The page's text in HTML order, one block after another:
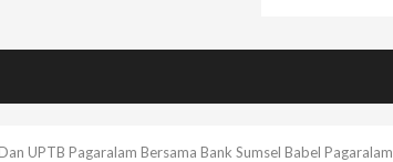
UPTB Pagaralam Bersama Bank Sumsel Babel Pagaralam